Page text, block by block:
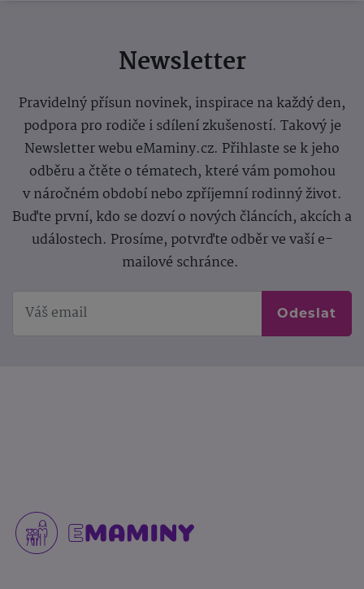
Newsletter
Pravidelný přísun novinek, inspirace na každý den,
podpora pro rodiče i sdílení zkušeností. Takový je
Newsletter webu eMaminy.cz. Přihlaste se k jeho
odběru a čtěte o tématech, které vám pomohou
v náročném období nebo zpříjemní rodinný život.
Buďte první, kdo se dozví o nových článcích, akcích a
událostech. Prosíme, potvrďte odběr ve vaší e-
mailové schránce.
Odeslat